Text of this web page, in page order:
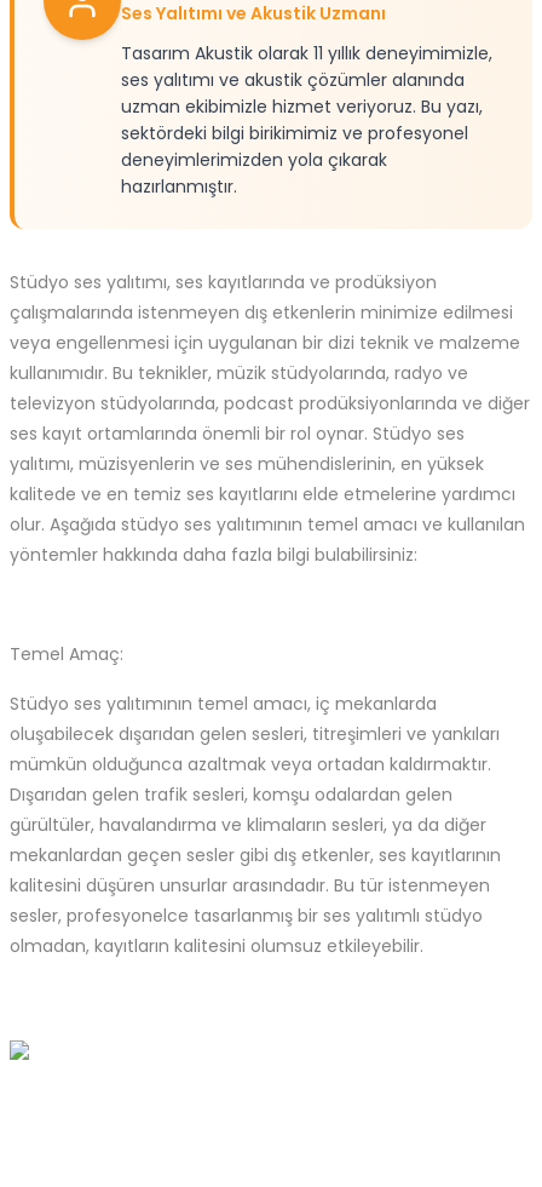
Ses Yalıtımı ve Akustik Uzmanı
Tasarım Akustik olarak 11 yıllık deneyimimizle,
ses yalıtımı ve akustik çözümler alanında
uzman ekibimizle hizmet veriyoruz. Bu yazı,
sektördeki bilgi birikimimiz ve profesyonel
deneyimlerimizden yola çıkarak
hazırlanmıştır.
Stüdyo ses yalıtımı, ses kayıtlarında ve prodüksiyon
çalışmalarında istenmeyen dış etkenlerin minimize edilmesi
veya engellenmesi için uygulanan bir dizi teknik ve malzeme
kullanımıdır. Bu teknikler, müzik stüdyolarında, radyo ve
televizyon stüdyolarında, podcast prodüksiyonlarında ve diğer
ses kayıt ortamlarında önemli bir rol oynar. Stüdyo ses
yalıtımı, müzisyenlerin ve ses mühendislerinin, en yüksek
kalitede ve en temiz ses kayıtlarını elde etmelerine yardımcı
olur. Aşağıda stüdyo ses yalıtımının temel amacı ve kullanılan
yöntemler hakkında daha fazla bilgi bulabilirsiniz:
Temel Amaç:
Stüdyo ses yalıtımının temel amacı, iç mekanlarda
oluşabilecek dışarıdan gelen sesleri, titreşimleri ve yankıları
mümkün olduğunca azaltmak veya ortadan kaldırmaktır.
Dışarıdan gelen trafik sesleri, komşu odalardan gelen
gürültüler, havalandırma ve klimaların sesleri, ya da diğer
mekanlardan geçen sesler gibi dış etkenler, ses kayıtlarının
kalitesini düşüren unsurlar arasındadır. Bu tür istenmeyen
sesler, profesyonelce tasarlanmış bir ses yalıtımlı stüdyo
olmadan, kayıtların kalitesini olumsuz etkileyebilir.